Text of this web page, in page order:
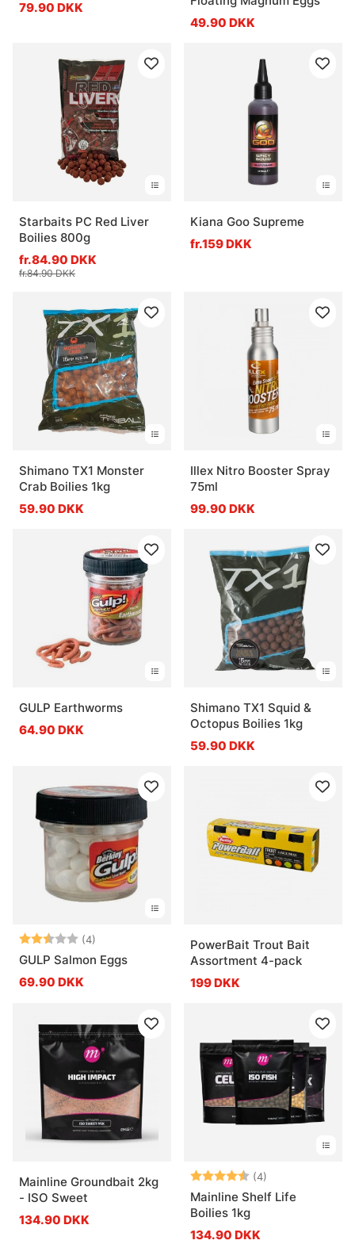
79.90 DKK
49.90 DKK
Starbaits PC Red Liver
Boilies 800g
fr.84.90 DKK
fr.84.90 DKK
Kiana Goo Supreme
fr.159 DKK
Shimano TX1 Monster
Crab Boilies 1kg
59.90 DKK
Illex Nitro Booster Spray
75ml
99.90 DKK
GULP Earthworms
64.90 DKK
Shimano TX1 Squid &
Octopus Boilies 1kg
59.90 DKK
Vurdering: (4)
2.5 ud af 5 stjerner
GULP Salmon Eggs
69.90 DKK
PowerBait Trout Bait
Assortment 4-pack
199 DKK
Mainline Groundbait 2kg
- ISO Sweet
134.90 DKK
Vurdering: (4)
Mainline Shelf Life
Boilies 1kg
134.90 DKK